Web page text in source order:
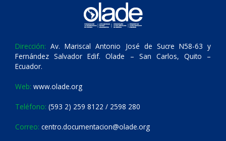
Dirección: Av. Mariscal Antonio José de Sucre N58-63 y
Fernández Salvador Edif. Olade – San Carlos, Quito –
Ecuador.
Web: www.olade.org
Teléfono: (593 2) 259 8122 / 2598 280
Correo: centro.documentacion@olade.org